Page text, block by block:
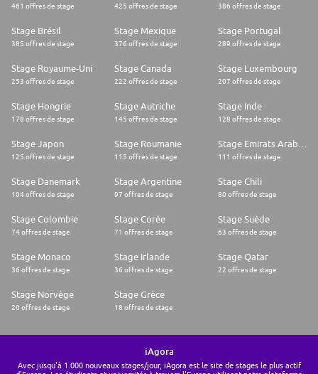
461 offres de stage 425 offres de stage 386 offres de stage
Stage Brésil
385 offres de stage
Stage Mexique
376 offres de stage
Stage Portugal
289 offres de stage
Stage Royaume-Uni
253 offres de stage
Stage Canada
222 offres de stage
Stage Luxembourg
207 offres de stage
Stage Hongrie
178 offres de stage
Stage Autriche
145 offres de stage
Stage Inde
128 offres de stage
Stage Japon
125 offres de stage
Stage Roumanie
115 offres de stage 111 offres de stage
Stage Danemark
104 offres de stage
Stage Argentine
97 offres de stage
Stage Chili
80 offres de stage
Stage Colombie
74 offres de stage
Stage Corée
71 offres de stage
Stage Suède
63 offres de stage
Stage Monaco
36 offres de stage
Stage Irlande
36 offres de stage
Stage Qatar
22 offres de stage
Stage Norvège
20 offres de stage
Stage Grèce
18 offres de stage
iAgora
Avec jusqu'à 1.000 nouveaux stages/jour, iAgora est le site de stages le plus actif